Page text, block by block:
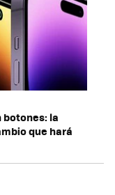
botones: la
que hará